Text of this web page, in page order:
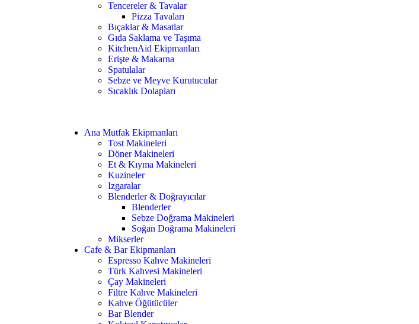
Tencereler & Tavalar
Pizza Tavaları
Bıçaklar & Masatlar
Gıda Saklama ve Taşıma
KitchenAid Ekipmanları
Erişte & Makarna
Spatulalar
Sebze ve Meyve Kurutucular
Sıcaklık Dolapları
Ana Mutfak Ekipmanları
Tost Makineleri
Döner Makineleri
Et & Kıyma Makineleri
Kuzineler
Izgaralar
Blenderler & Doğrayıcılar
Blenderler
Sebze Doğrama Makineleri
Soğan Doğrama Makineleri
Mikserler
Cafe & Bar Ekipmanları
Espresso Kahve Makineleri
Türk Kahvesi Makineleri
Çay Makineleri
Filtre Kahve Makineleri
Kahve Öğütücüler
Bar Blender